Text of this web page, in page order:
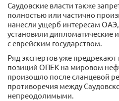
Саудовские власти также
полностью или частично
нанесли ущерб интересам
установили дипломатические
с еврейским государством.
Ряд экспертов уже
позиций ОПЕК на мировом
произошло после сланцевой
противоречия между
непреодолимыми.